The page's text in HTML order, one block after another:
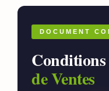
DOCUMENT
Conditions
de Ventes